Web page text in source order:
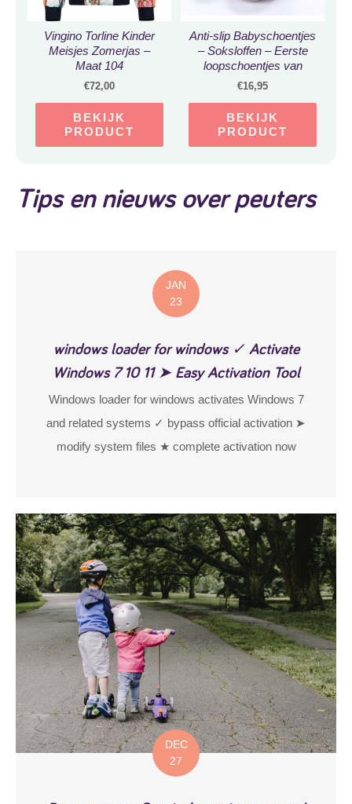
Vingino Torline Kinder
Meisjes Zomerjas –
Maat 104
€72,00
BEKIJK
PRODUCT
Anti-slip Babyschoentjes
– Soksloffen – Eerste
loopschoentjes van
Baby-Slofje – Rood Haai
€16,95
BEKIJK
PRODUCT
Tips en nieuws over peuters
JAN
23
windows loader for windows ✓ Activate
Windows 7 10 11 ➤ Easy Activation Tool
Windows loader for windows activates Windows 7
and related systems ✓ bypass official activation ➤
modify system files ★ complete activation now
DEC
27